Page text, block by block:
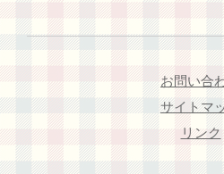
お問い合
サイトマ
リンク